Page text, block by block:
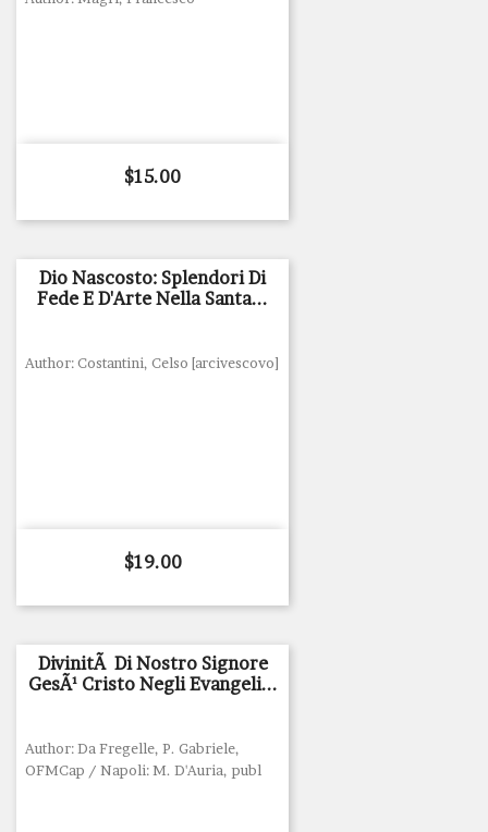
Price
$15.00
Dio Nascosto: Splendori Di
Fede E D'Arte Nella Santa...
Author: Costantini, Celso [arcivescovo]
Price
$19.00
DivinitÃ Di Nostro Signore
GesÃ¹ Cristo Negli Evangeli...
Author: Da Fregelle, P. Gabriele,
OFMCap / Napoli: M. D'Auria, publ